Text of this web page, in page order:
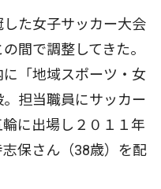
た女子サッカー大会
間で調整してきた。
「地域スポーツ・女
担当職員にサッカー
に出場し２０１１年
保さん（38歳）を配